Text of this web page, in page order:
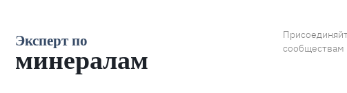
Эксперт по
минералам
сообществам